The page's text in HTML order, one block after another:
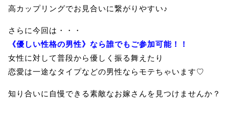
高カップリングでお見合いに繋がりやすい♪
さらに今回は・・・
《優しい性格の男性》なら誰でもご参加可能！！
女性に対して普段から優しく振る舞えたり
恋愛は一途なタイプなどの男性ならモテちゃいます♡
知り合いに自慢できる素敵なお嫁さんを見つけませんか？